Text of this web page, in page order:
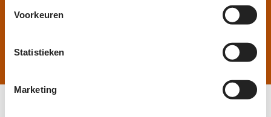
Voorkeuren
Statistieken
Marketing